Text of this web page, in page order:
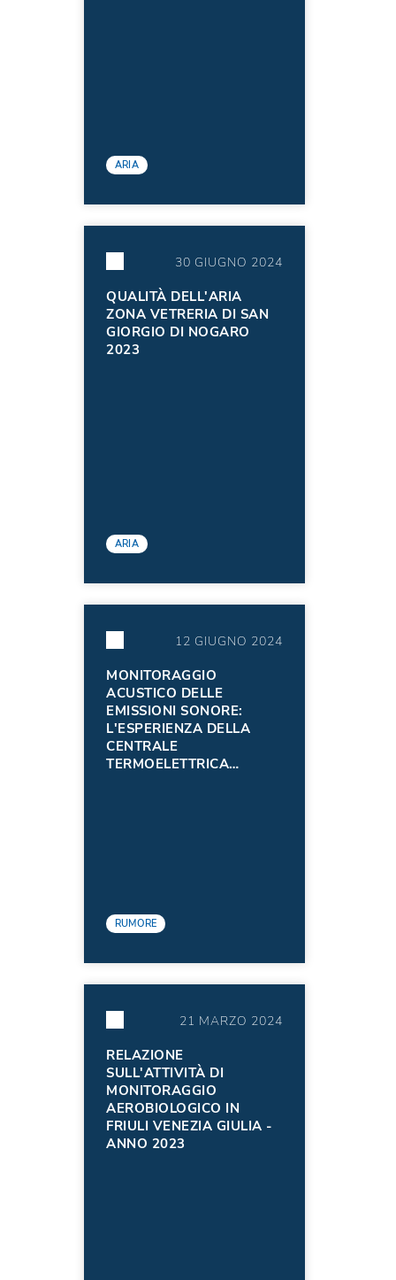
ARIA
30 GIUGNO 2024
QUALITÀ DELL'ARIA
ZONA VETRERIA DI SAN
GIORGIO DI NOGARO
2023
ARIA
12 GIUGNO 2024
MONITORAGGIO
ACUSTICO DELLE
EMISSIONI SONORE:
L'ESPERIENZA DELLA
CENTRALE
TERMOELETTRICA
RUMORE
21 MARZO 2024
RELAZIONE
SULL'ATTIVITÀ DI
MONITORAGGIO
AEROBIOLOGICO IN
FRIULI VENEZIA GIULIA -
ANNO 2023